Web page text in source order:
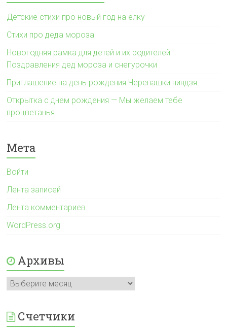
Детские стихи про новый год на елку
Стихи про деда мороза
Новогодняя рамка для детей и их родителей
Поздравления дед мороза и снегурочки
Приглашение на день рождения Черепашки ниндзя
Открытка с днем рождения — Мы желаем тебе
процветанья
Мета
Войти
Лента записей
Лента комментариев
WordPress.org
Архивы
Архивы
Счетчики